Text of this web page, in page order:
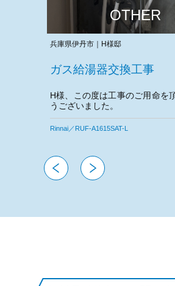
OTHER
大阪府東大阪市｜T様邸
ガス給湯器交換工事
T様、この度は工事のご用命を
うございました。
今後とも宜しくお願いいたしま
NORITZ／GTH-2454SAW6HBL